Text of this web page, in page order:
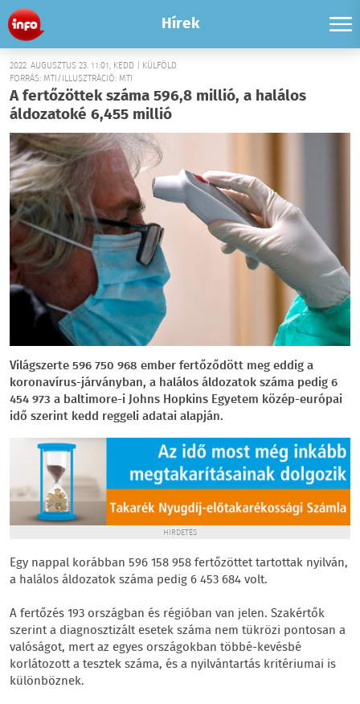
Hírek
2022. AUGUSZTUS 23. 11:01, KEDD | KÜLFÖLD
FORRÁS: MTI/ILLUSZTRÁCIÓ: MTI
A fertőzöttek száma 596,8 millió, a halálos
áldozatoké 6,455 millió
Világszerte 596 750 968 ember fertőződött meg eddig a
koronavírus-járványban, a halálos áldozatok száma pedig 6
454 973 a baltimore-i Johns Hopkins Egyetem közép-európai
idő szerint kedd reggeli adatai alapján.
HIRDETÉS
Egy nappal korábban 596 158 958 fertőzöttet tartottak nyilván,
a halálos áldozatok száma pedig 6 453 684 volt.
A fertőzés 193 országban és régióban van jelen. Szakértők
szerint a diagnosztizált esetek száma nem tükrözi pontosan a
valóságot, mert az egyes országokban többé-kevésbé
korlátozott a tesztek száma, és a nyilvántartás kritériumai is
különböznek.